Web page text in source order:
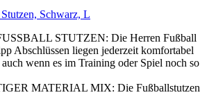
Schwarz, L
STUTZEN: Die Herren Fußball
Abschlüssen liegen jederzeit komfortabel
wenn es im Training oder Spiel noch so
MATERIAL MIX: Die Fußballstutzen